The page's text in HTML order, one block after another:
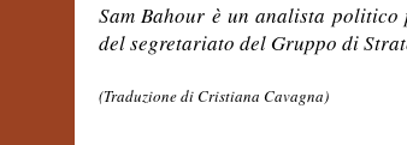
Sam Bahour è un analista politico
del segretariato del Gruppo di
(Traduzione di Cristiana Cavagna)